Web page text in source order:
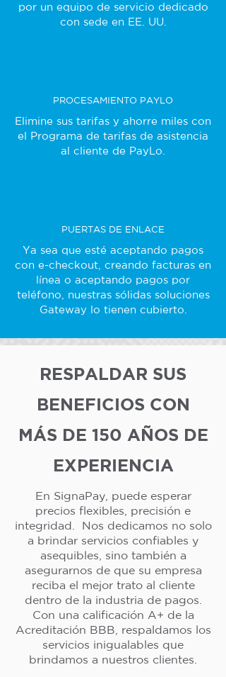
por un equipo de servicio dedicado
con sede en EE. UU.
PROCESAMIENTO PAYLO
Elimine sus tarifas y ahorre miles con
el Programa de tarifas de asistencia
al cliente de PayLo.
PUERTAS DE ENLACE
Ya sea que esté aceptando pagos
con e-checkout, creando facturas en
línea o aceptando pagos por
teléfono, nuestras sólidas soluciones
Gateway lo tienen cubierto.
RESPALDAR SUS
BENEFICIOS CON
MÁS DE 150 AÑOS DE
EXPERIENCIA
En SignaPay, puede esperar
precios flexibles, precisión e
integridad. Nos dedicamos no solo
a brindar servicios confiables y
asequibles, sino también a
asegurarnos de que su empresa
reciba el mejor trato al cliente
dentro de la industria de pagos.
Con una calificación A+ de la
Acreditación BBB, respaldamos los
servicios inigualables que
brindamos a nuestros clientes.